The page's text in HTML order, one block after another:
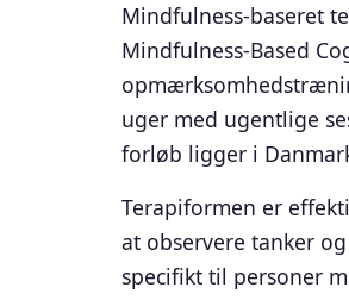
Mindfulness-baseret
Mindfulness-Based
uger med ugentlige
forløb ligger i
Terapiformen er
at observere tanker
specifikt til personer